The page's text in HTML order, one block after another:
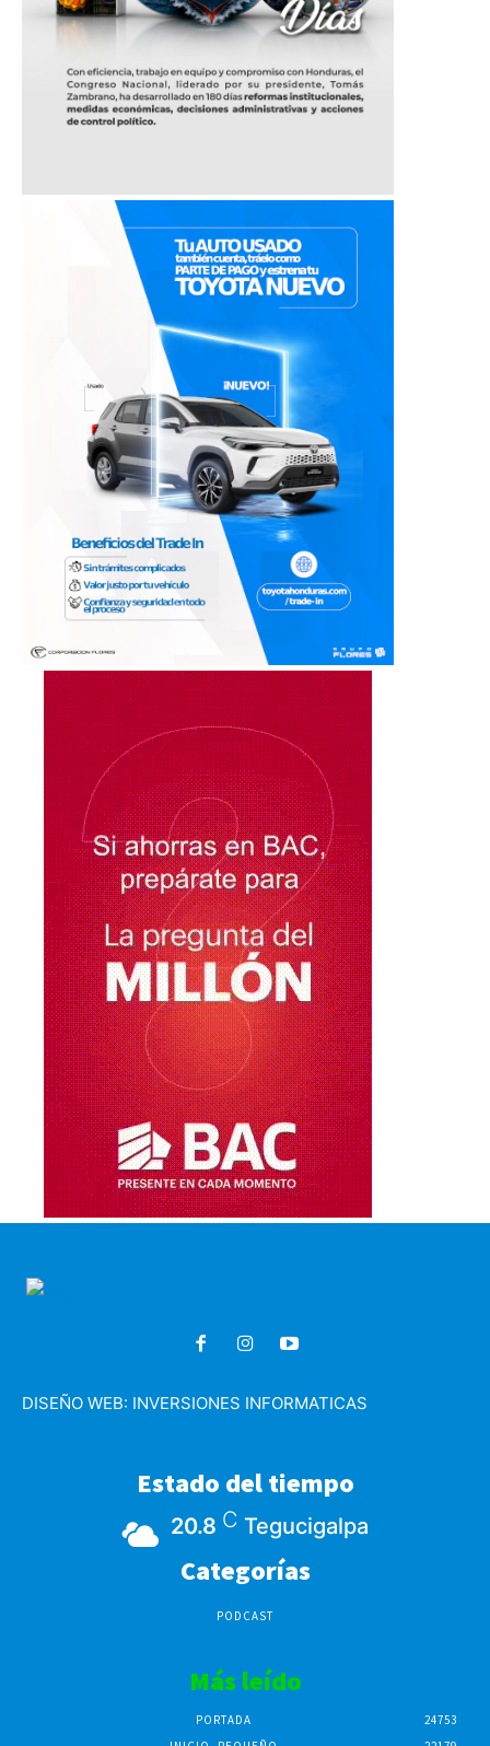
DISEÑO WEB: INVERSIONES INFORMATICAS
Estado del tiempo
20.8 C Tegucigalpa
Categorías
PODCAST
Más leído
PORTADA
24753